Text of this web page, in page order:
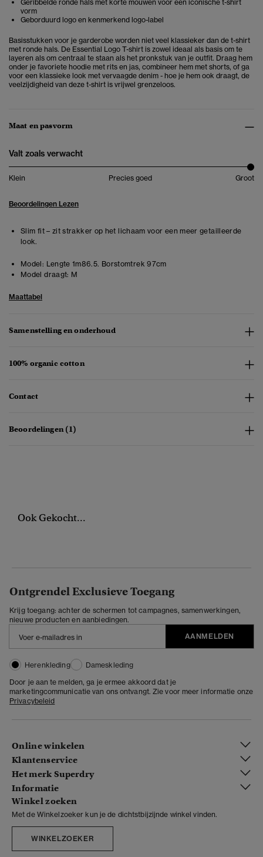
Geribbelde ronde hals met korte mouwen voor een iconische t-shirt
vorm
Geborduurd logo en kenmerkend logo-label
Basisstukken voor je garderobe worden niet veel klassieker dan de t-shirt
met ronde hals. De Essential Logo T-shirt is zowel ideaal als basis om te
layeren als om centraal te staan als het pronkstuk van je outfit. Draag hem
onder je favoriete hoodie met rits en jas, combineer hem met shorts, of ga
voor een klassieke look met vervaagde denim - hoe je hem ook draagt, de
veelzijdigheid van deze t-shirt is vrijwel grenzeloos.
Maat en pasvorm
Valt zoals verwacht
Klein Precies goed Groot
Beoordelingen Lezen
Slim fit – zit strakker op het lichaam voor een meer getailleerde
look.
Model: Lengte 1m86.5. Borstomtrek 97cm
Model draagt: M
Maattabel
Samenstelling en onderhoud
100% organic cotton
Contact
Beoordelingen (1)
Ook Gekocht...
Ontgrendel Exclusieve Toegang
Krijg toegang: achter de schermen tot campagnes, samenwerkingen,
nieuwe producten en aanbiedingen.
AANMELDEN
Herenkleding
Dameskleding
Door je aan te melden, ga je ermee akkoord dat je
marketingcommunicatie van ons ontvangt. Zie voor meer informatie onze
Privacybeleid
Online winkelen
Klantenservice
Het merk Superdry
Informatie
Winkel zoeken
Met de Winkelzoeker kun je de dichtstbijzijnde winkel vinden.
WINKELZOEKER